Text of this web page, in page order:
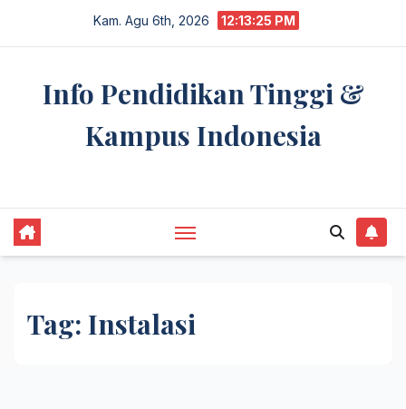
Kam. Agu 6th, 2026 12:13:25 PM
Info Pendidikan Tinggi &
Kampus Indonesia
Tag: Instalasi